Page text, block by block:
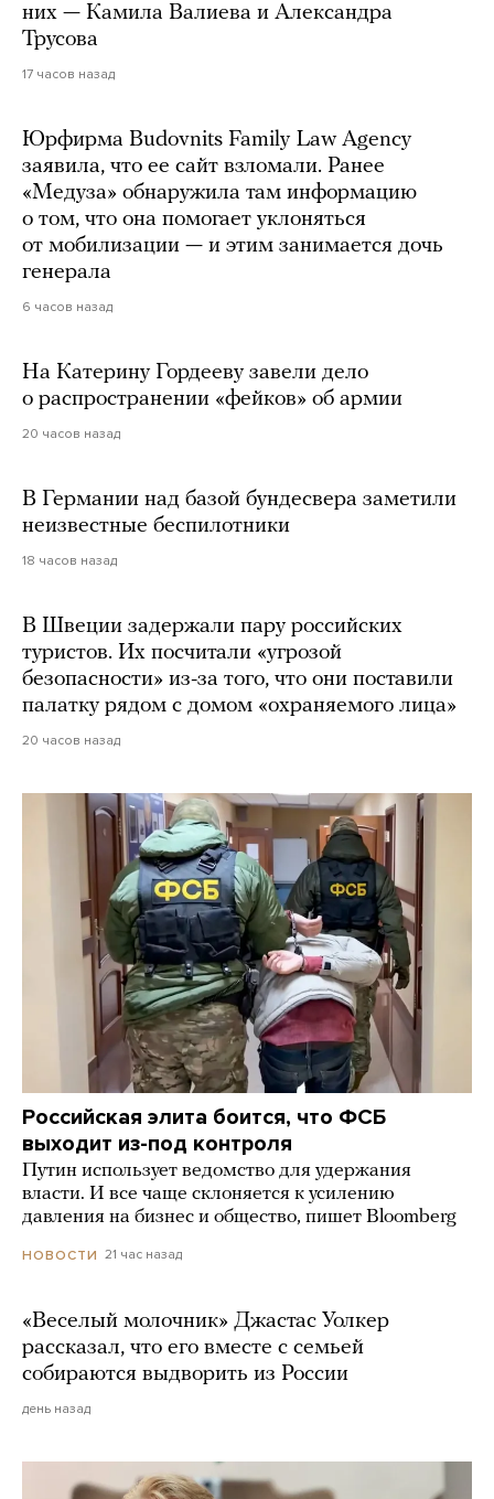
них — Камила Валиева и Александра
Трусова
17 часов назад
Юрфирма Budovnits Family Law Agency
заявила, что ее сайт взломали. Ранее
«Медуза» обнаружила там информацию
о том, что она помогает уклоняться
от мобилизации — и этим занимается дочь
генерала
6 часов назад
На Катерину Гордееву завели дело
о распространении «фейков» об армии
20 часов назад
В Германии над базой бундесвера заметили
неизвестные беспилотники
18 часов назад
В Швеции задержали пару российских
туристов. Их посчитали «угрозой
безопасности» из-за того, что они поставили
палатку рядом с домом «охраняемого лица»
20 часов назад
Российская элита боится, что ФСБ
выходит из-под контроля
Путин использует ведомство для удержания
власти. И все чаще склоняется к усилению
давления на бизнес и общество, пишет Bloomberg
НОВОСТИ 21 час назад
«Веселый молочник» Джастас Уолкер
рассказал, что его вместе с семьей
собираются выдворить из России
день назад